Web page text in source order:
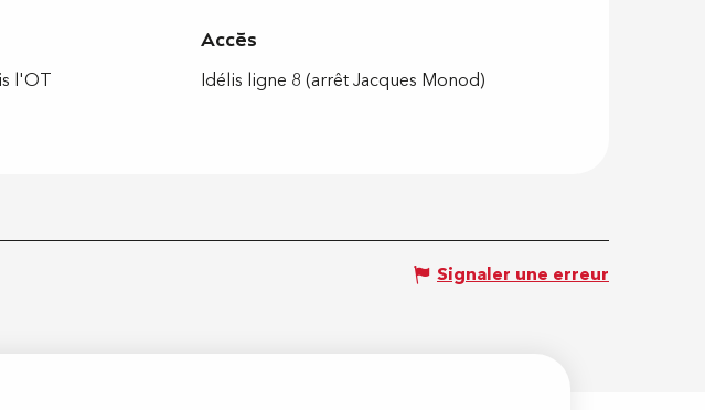
l'OT
Accès
Accès
Idélis ligne 8 (arrêt Jacques Monod)
Signaler une erreur